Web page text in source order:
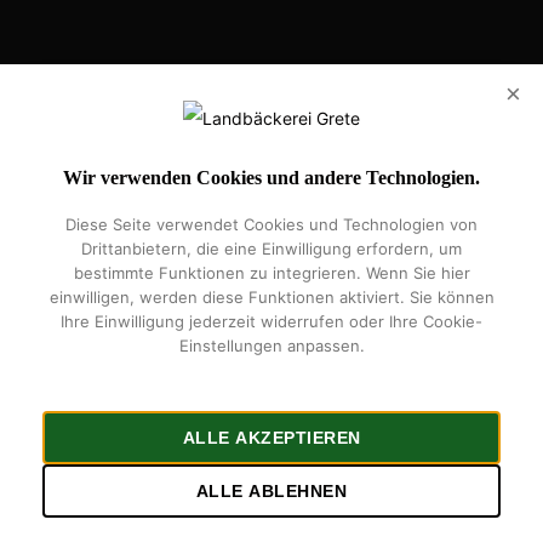
Handelsregister: HRB 207595
ImpressumDatenschutzWiderrufsrechtÜber UnsKontakt
5 Sterne Bäckerei Vereinssponsoring Gretes Kundenkarte
© 2026 Landbäckerei Grete.
Wir verwenden Cookies und andere Technologien.
Diese Seite verwendet Cookies und Technologien von
Drittanbietern, die eine Einwilligung erfordern, um
bestimmte Funktionen zu integrieren. Wenn Sie hier
einwilligen, werden diese Funktionen aktiviert. Sie können
Ihre Einwilligung jederzeit widerrufen oder Ihre Cookie-
Einstellungen anpassen.
ALLE AKZEPTIEREN
ALLE ABLEHNEN
×